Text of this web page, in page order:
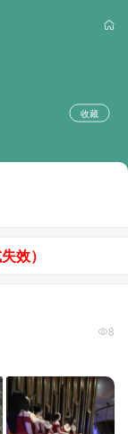
收藏
效）
8